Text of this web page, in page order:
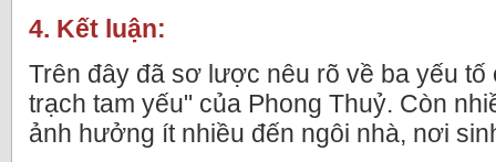
4. Kết luận:
Trên đây đã sơ lược nêu rõ về ba yếu
trạch tam yếu" của Phong Thuỷ. Còn
ảnh hưởng ít nhiều đến ngôi nhà, nơi